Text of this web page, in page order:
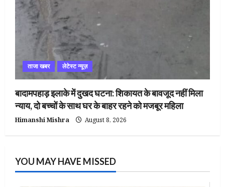
ताजा खबर लेटेस्ट न्यूज़
बादामपहाड़ इलाके में दुखद घटना: शिकायत के बावजूद नहीं मिला
न्याय, दो बच्चों के साथ घर के बाहर रहने को मजबूर महिला
Himanshi Mishra August 8, 2026
YOU MAY HAVE MISSED